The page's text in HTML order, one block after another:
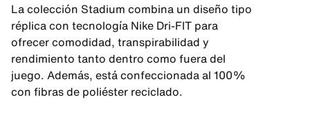
La colección Stadium combina un diseño tipo
réplica con tecnología Nike Dri-FIT para
ofrecer comodidad, transpirabilidad y
rendimiento tanto dentro como fuera del
juego. Además, está confeccionada al 100%
con fibras de poliéster reciclado.